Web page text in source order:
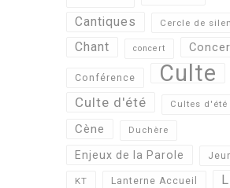
Cantiques Cercle de
Chant concert
Conférence Culte
Culte d'été Cultes d'été
Cène Duchère
Enjeux de la Parole
KT Lanterne Accueil